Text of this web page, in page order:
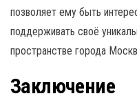
позволяет ему быть
поддерживать своё
пространстве города
Заключение